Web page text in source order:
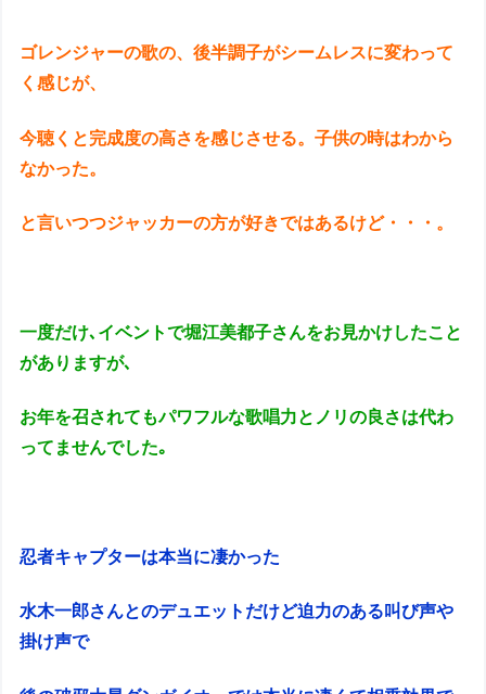
ゴレンジャーの歌の、後半調子がシームレスに変わって
く感じが、
今聴くと完成度の高さを感じさせる。子供の時はわから
なかった。
と言いつつジャッカーの方が好きではあるけど・・・。
一度だけ､イベントで堀江美都子さんをお見かけしたこと
がありますが､
お年を召されてもパワフルな歌唱力とノリの良さは代わ
ってませんでした｡
忍者キャプターは本当に凄かった
水木一郎さんとのデュエットだけど迫力のある叫び声や
掛け声で